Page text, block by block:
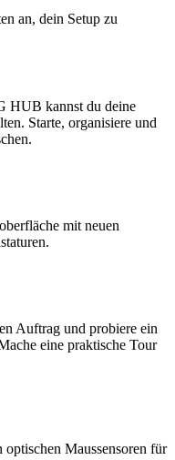
an, dein Setup zu
HUB kannst du deine
Starte, organisiere und
mit neuen
Auftrag und probiere ein
eine praktische Tour
Maussensoren für